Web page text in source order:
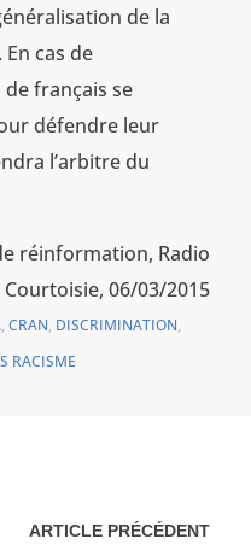
de la
cas de
français se
défendre leur
l’arbitre du
réinformation, Radio
Courtoisie, 06/03/2015
, CRAN, DISCRIMINATION,
RACISME